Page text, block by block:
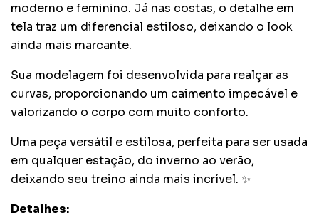
moderno e feminino. Já nas costas, o detalhe em
tela traz um diferencial estiloso, deixando o look
ainda mais marcante.
Sua modelagem foi desenvolvida para realçar as
curvas, proporcionando um caimento impecável e
valorizando o corpo com muito conforto.
Uma peça versátil e estilosa, perfeita para ser usada
em qualquer estação, do inverno ao verão,
deixando seu treino ainda mais incrível. ✨
Detalhes: